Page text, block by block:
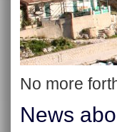
No more
News